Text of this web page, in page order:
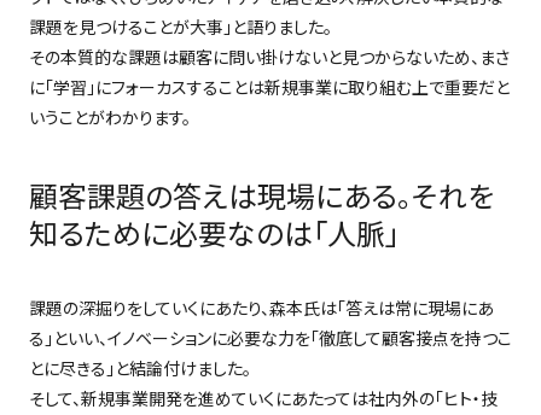
課題を見つけることが大事」と語りました。
その本質的な課題は顧客に問い掛けないと見つからないため、まさ
に「学習」にフォーカスすることは新規事業に取り組む上で重要だと
いうことがわかります。
顧客課題の答えは現場にある。それを
知るために必要なのは「人脈」
課題の深掘りをしていくにあたり、森本氏は「答えは常に現場にあ
る」といい、イノベーションに必要な力を「徹底して顧客接点を持つこ
とに尽きる」と結論付けました。
そして、新規事業開発を進めていくにあたっては社内外の「ヒト・技